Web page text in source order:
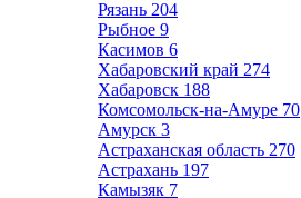
Рязань 204
Рыбное 9
Касимов 6
Хабаровский край 274
Хабаровск 188
Комсомольск-на-Амуре 70
Амурск 3
Астраханская область 270
Астрахань 197
Камызяк 7